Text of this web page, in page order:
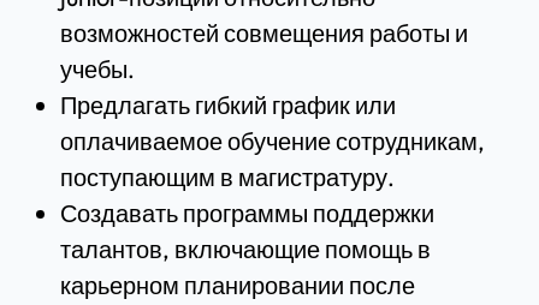
возможностей совмещения работы и
учебы.
Предлагать гибкий график или
оплачиваемое обучение сотрудникам,
поступающим в магистратуру.
Создавать программы поддержки
талантов, включающие помощь в
карьерном планировании после